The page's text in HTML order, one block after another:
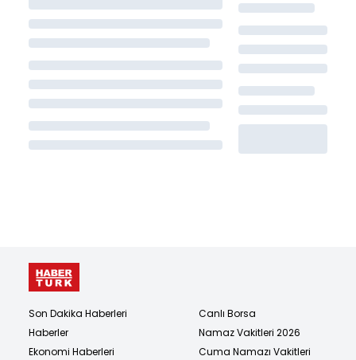
Son Dakika Haberleri
Haberler
Ekonomi Haberleri
Canlı Borsa
Namaz Vakitleri 2026
Cuma Namazı Vakitleri